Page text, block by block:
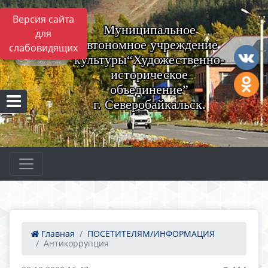
Версия сайта
для
слабовидящих
Муниципальное
автономное учреждение
культуры“Художественно-
историческое
объединение”
г. Северобайкальск.
Главная
ПОСЕТИТЕЛЯМ/ИНФОРМАЦИЯ
Антикоррупция